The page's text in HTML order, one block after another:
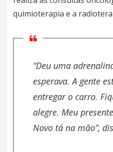
quimioterapia e a
“Deu uma
esperava. A gente
entregar o carro.
alegre. Meu
Novo tá na mão”,